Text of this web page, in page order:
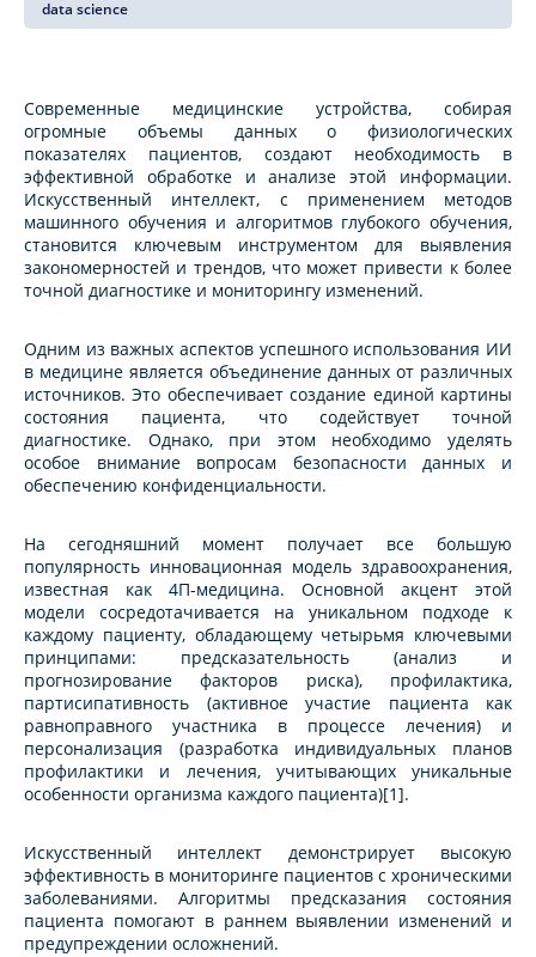
data science
Современные медицинские устройства, собирая
огромные объемы данных о физиологических
показателях пациентов, создают необходимость в
эффективной обработке и анализе этой информации.
Искусственный интеллект, с применением методов
машинного обучения и алгоритмов глубокого обучения,
становится ключевым инструментом для выявления
закономерностей и трендов, что может привести к более
точной диагностике и мониторингу изменений.
Одним из важных аспектов успешного использования ИИ
в медицине является объединение данных от различных
источников. Это обеспечивает создание единой картины
состояния пациента, что содействует точной
диагностике. Однако, при этом необходимо уделять
особое внимание вопросам безопасности данных и
обеспечению конфиденциальности.
На сегодняшний момент получает все большую
популярность инновационная модель здравоохранения,
известная как 4П-медицина. Основной акцент этой
модели сосредотачивается на уникальном подходе к
каждому пациенту, обладающему четырьмя ключевыми
принципами: предсказательность (анализ и
прогнозирование факторов риска), профилактика,
партисипативность (активное участие пациента как
равноправного участника в процессе лечения) и
персонализация (разработка индивидуальных планов
профилактики и лечения, учитывающих уникальные
особенности организма каждого пациента)[1].
Искусственный интеллект демонстрирует высокую
эффективность в мониторинге пациентов с хроническими
заболеваниями. Алгоритмы предсказания состояния
пациента помогают в раннем выявлении изменений и
предупреждении осложнений.